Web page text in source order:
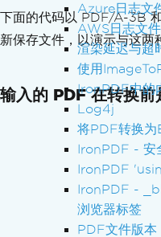
Azure日志文
AWS日志文件
渲染延迟与超
使用
IronPDF中的
Log4j
将PDF转换
IronPDF - 安
IronPDF
IronPDF -
浏览器标签
PDF文件版本
下面的代码以 PDF/A-3B
新保存文件，以演示与这两
输入的 PDF 在转换前